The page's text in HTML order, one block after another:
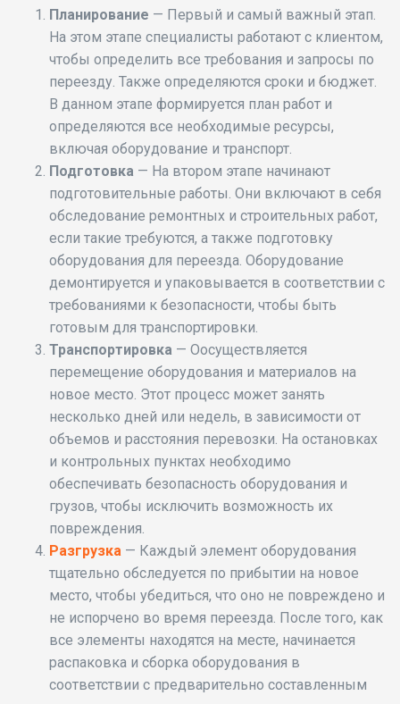
Планирование — Первый и самый важный этап.
На этом этапе специалисты работают с клиентом,
чтобы определить все требования и запросы по
переезду. Также определяются сроки и бюджет.
В данном этапе формируется план работ и
определяются все необходимые ресурсы,
включая оборудование и транспорт.
Подготовка — На втором этапе начинают
подготовительные работы. Они включают в себя
обследование ремонтных и строительных работ,
если такие требуются, а также подготовку
оборудования для переезда. Оборудование
демонтируется и упаковывается в соответствии с
требованиями к безопасности, чтобы быть
готовым для транспортировки.
Транспортировка — Оосуществляется
перемещение оборудования и материалов на
новое место. Этот процесс может занять
несколько дней или недель, в зависимости от
объемов и расстояния перевозки. На остановках
и контрольных пунктах необходимо
обеспечивать безопасность оборудования и
грузов, чтобы исключить возможность их
повреждения.
Разгрузка — Каждый элемент оборудования
тщательно обследуется по прибытии на новое
место, чтобы убедиться, что оно не повреждено и
не испорчено во время переезда. После того, как
все элементы находятся на месте, начинается
распаковка и сборка оборудования в
соответствии с предварительно составленным